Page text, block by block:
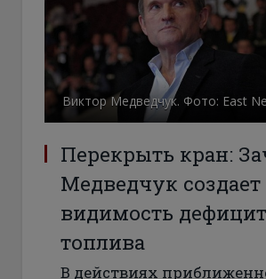
Виктор Медведчук. Фото: East
Перекрыть кран:
Медведчук создает
видимость
топлива
В действиях